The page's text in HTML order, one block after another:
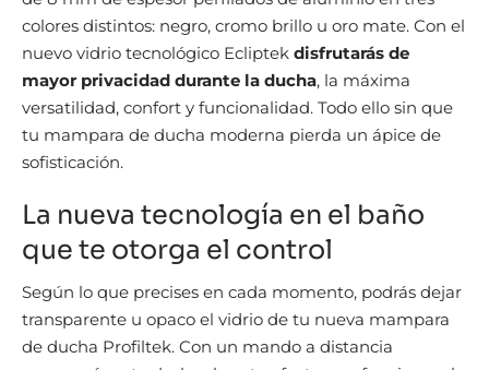
colores distintos: negro, cromo brillo u oro mate. Con el
nuevo vidrio tecnológico Ecliptek disfrutarás de
mayor privacidad durante la ducha, la máxima
versatilidad, confort y funcionalidad. Todo ello sin que
tu mampara de ducha moderna pierda un ápice de
sofisticación.
La nueva tecnología en el baño
que te otorga el control
Según lo que precises en cada momento, podrás dejar
transparente u opaco el vidrio de tu nueva mampara
de ducha Profiltek. Con un mando a distancia